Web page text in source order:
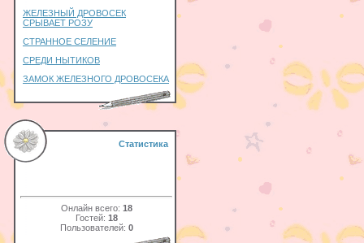
ЖЕЛЕЗНЫЙ ДРОВОСЕК
СРЫВАЕТ РОЗУ
СТРАННОЕ СЕЛЕНИЕ
СРЕДИ НЫТИКОВ
ЗАМОК ЖЕЛЕЗНОГО ДРОВОСЕКА
Статистика
Онлайн всего: 18
Гостей: 18
Пользователей: 0